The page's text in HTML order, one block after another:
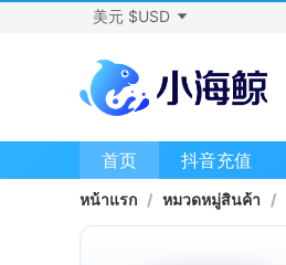
美元 $USD
首页 抖音充值
หน้าแรก / หมวดหมู่สินค้า /